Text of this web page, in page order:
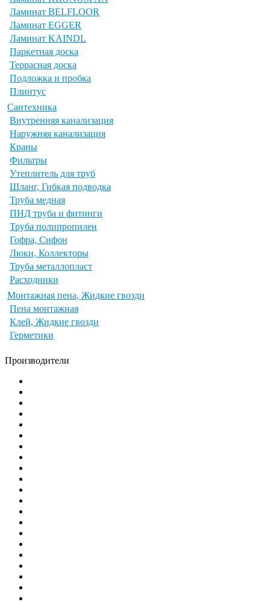
Ламинат BELFLOOR
Ламинат EGGER
Ламинат KAINDL
Паркетная доска
Террасная доска
Подложка и пробка
Плинтус
Сантехника
Внутренняя канализация
Наружняя канализация
Краны
Фильтры
Утеплитель для труб
Шланг, Гибкая подводка
Труба медная
ПНД труба и фитинги
Труба полипропилен
Гофра, Сифон
Люки, Коллекторы
Труба металлопласт
Расходники
Монтажная пена, Жидкие гвозди
Пена монтажная
Клей, Жидкие гвозди
Герметики
Производители